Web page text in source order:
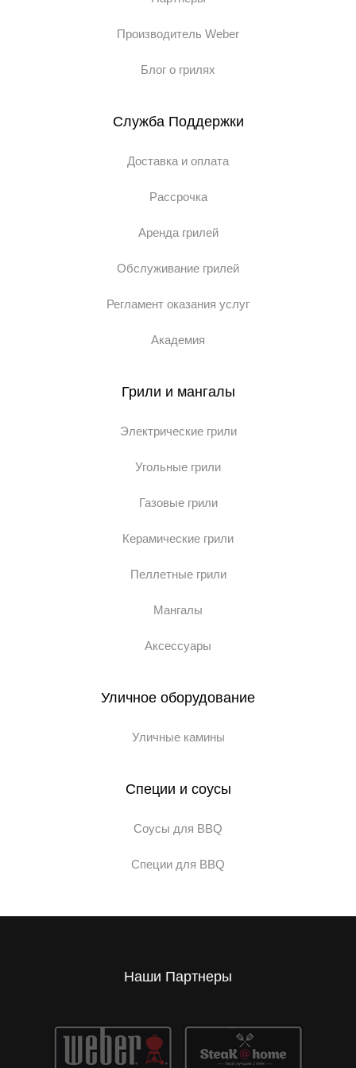
специальный отсек с держателем. А хранить
гриль — один из лучших в своей ценовой
даче, в частном доме или коттедже и поможет вам
Производитель Weber
Блог о грилях
Служба Поддержки
Доставка и оплата
Рассрочка
Аренда грилей
Обслуживание грилей
Регламент оказания услуг
Академия
Грили и мангалы
Электрические грили
Угольные грили
Газовые грили
Керамические грили
Пеллетные грили
Мангалы
Аксессуары
Уличное оборудование
Уличные камины
Специи и соусы
Соусы для BBQ
Специи для BBQ
Наши Партнеры